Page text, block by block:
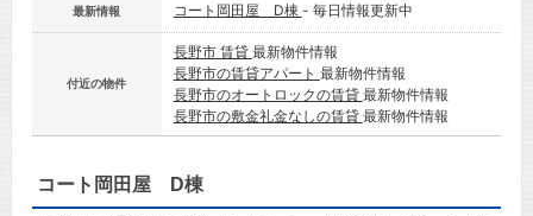
最新情報 コート岡田屋 D棟 - 毎日情報更新中
付近の物件
長野市 賃貸 最新物件情報
長野市の賃貸アパート 最新物件情報
長野市のオートロックの賃貸 最新物件情報
長野市の敷金礼金なしの賃貸 最新物件情報
コート岡田屋 D棟